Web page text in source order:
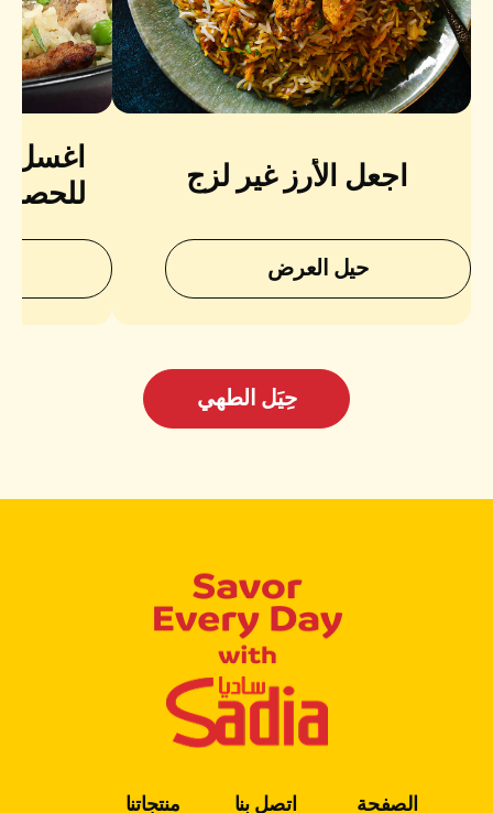
اجعل الأرز غير لزج
حيل العرض
اغسل
حِيَل الطهي
الصفحة اتصل بنا منتجاتنا